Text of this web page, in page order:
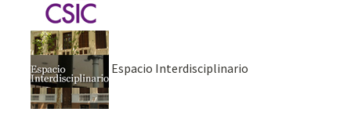
Espacio Interdisciplinario